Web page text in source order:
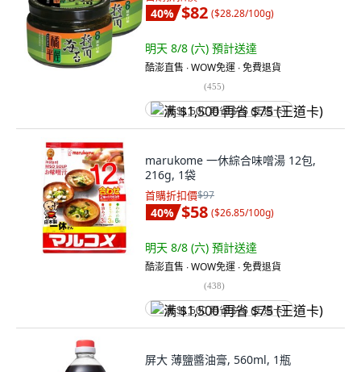
40% $82 ($28.28/100g)
明天 8/8 (六) 預計送達
酷澎直售 ∙ WOW免運 ∙ 免費退貨
(455)
满 $1,500 再省 $75 (王道卡)
marukome 一休綜合味噌湯 12包,
216g, 1袋
首購折扣價$97
40% $58 ($26.85/100g)
明天 8/8 (六) 預計送達
酷澎直售 ∙ WOW免運 ∙ 免費退貨
(438)
满 $1,500 再省 $75 (王道卡)
屏大 薄鹽醬油膏, 560ml, 1瓶